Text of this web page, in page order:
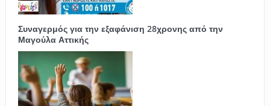
Συναγερμός για την εξαφάνιση 28χρονης από την
Μαγούλα Αττικής